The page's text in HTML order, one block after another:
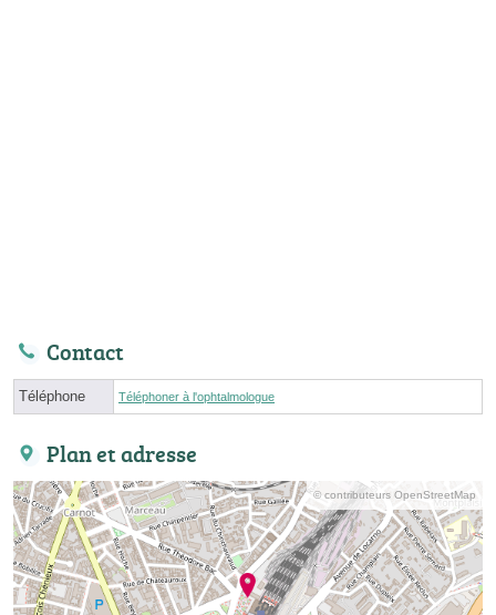
Contact
Téléphone Téléphoner à l'ophtalmologue
Plan et adresse
© contributeurs OpenStreetMap